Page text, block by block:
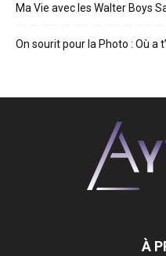
Ma Vie avec les Walter Boys
On sourit pour la Photo : Où a
À